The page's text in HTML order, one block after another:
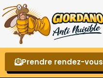
Prendre rendez-vous